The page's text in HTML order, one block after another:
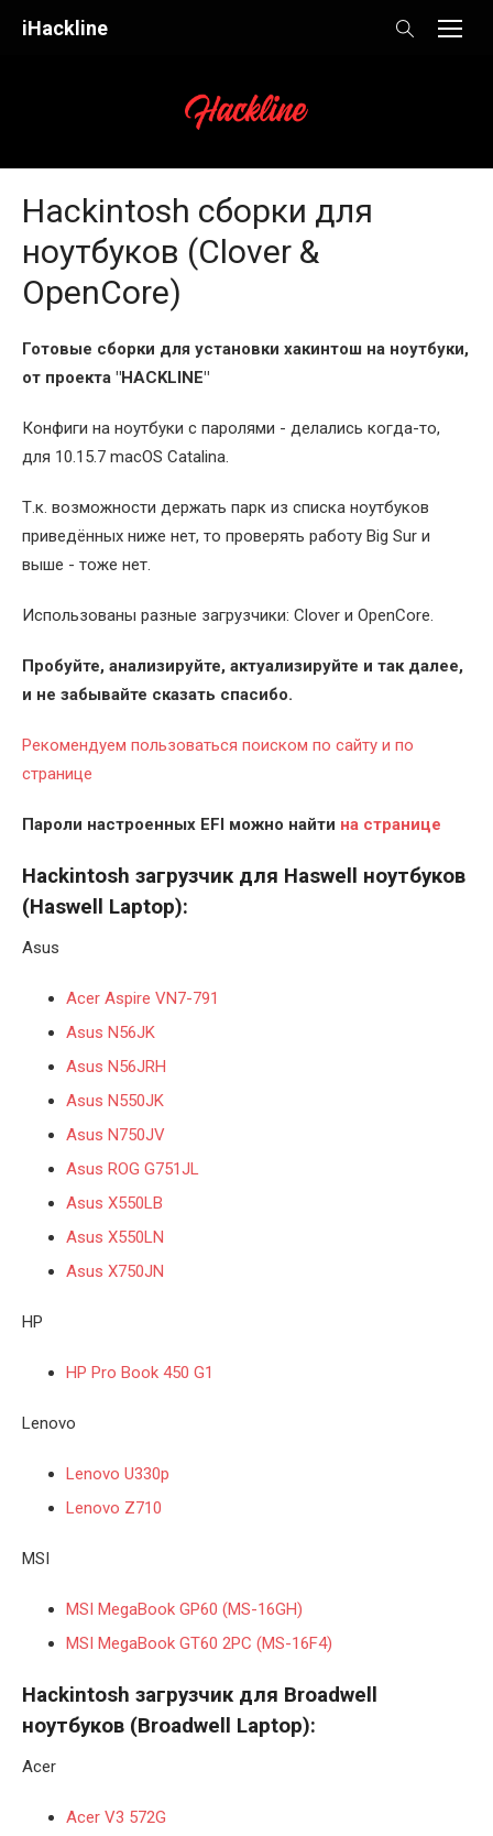
iHackline
Hackintosh сборки для
ноутбуков (Clover &
OpenCore)
Готовые сборки для установки хакинтош на ноутбуки,
от проекта "HACKLINE"
Конфиги на ноутбуки с паролями - делались когда-то,
для 10.15.7 macOS Catalina.
Т.к. возможности держать парк из списка ноутбуков
приведённых ниже нет, то проверять работу Big Sur и
выше - тоже нет.
Использованы разные загрузчики: Clover и OpenCore.
Пробуйте, анализируйте, актуализируйте и так далее,
и не забывайте сказать спасибо.
Рекомендуем пользоваться поиском по сайту и по
странице
Пароли настроенных EFI можно найти на странице
Hackintosh загрузчик для Haswell ноутбуков
(Haswell Laptop):
Asus
Acer Aspire VN7-791
Asus N56JK
Asus N56JRH
Asus N550JK
Asus N750JV
Asus ROG G751JL
Asus X550LB
Asus X550LN
Asus X750JN
HP
HP Pro Book 450 G1
Lenovo
Lenovo U330p
Lenovo Z710
MSI
MSI MegaBook GP60 (MS-16GH)
MSI MegaBook GT60 2PC (MS-16F4)
Hackintosh загрузчик для Broadwell
ноутбуков (Broadwell Laptop):
Acer
Acer V3 572G